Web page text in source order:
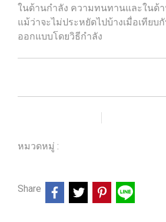
ในด้านกำลัง ความทนทานและในด้
แม้ว่าจะไม่ประหยัดไปบ้างเมื่อเทีย
ออกแบบโดยวิธีกำลัง
หมวดหมู่ :
Share